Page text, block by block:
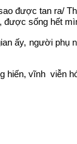
được tan ra/
sống hết
ấy, người phụ
hiến, vĩnh viễn